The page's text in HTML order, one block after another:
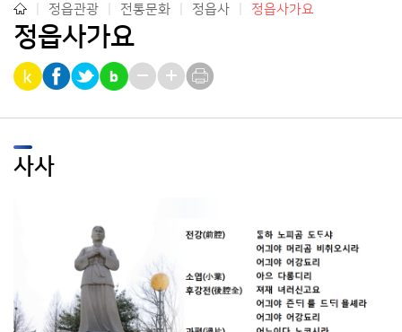
정읍관광 전통문화 정읍사 정읍사가요
정읍사가요
사사